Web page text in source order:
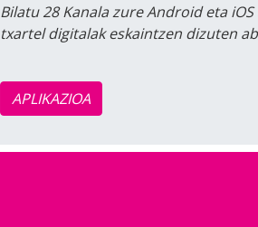
Bilatu 28 Kanala zure Android eta
txartel digitalak eskaintzen dizuten
APLIKAZIOA